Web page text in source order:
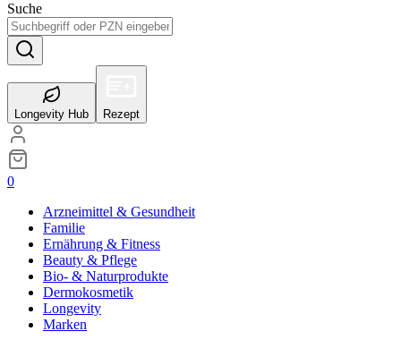
Suche
Longevity Hub Rezept
0
Arzneimittel & Gesundheit
Familie
Ernährung & Fitness
Beauty & Pflege
Bio- & Naturprodukte
Dermokosmetik
Longevity
Marken